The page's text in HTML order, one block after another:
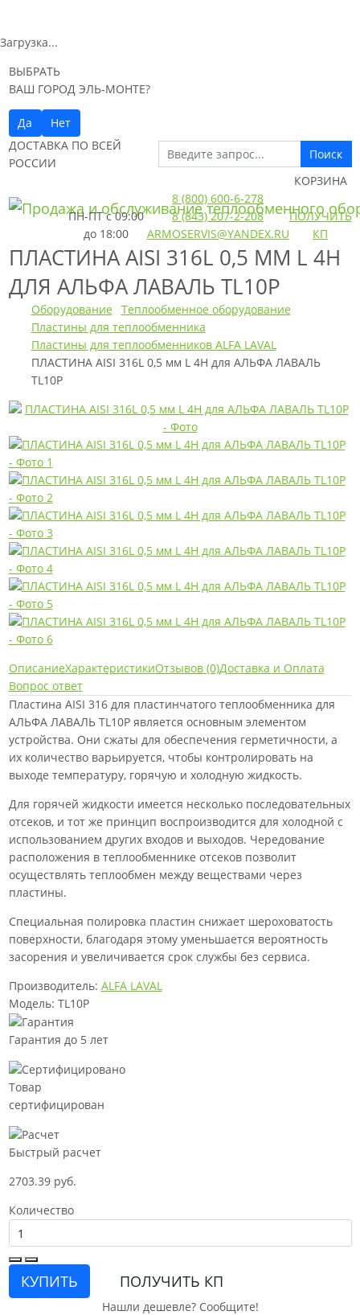
Загрузка...
ВЫБРАТЬ
ВАШ ГОРОД ЭЛЬ-МОНТЕ?
Да
Нет
ДОСТАВКА ПО ВСЕЙ
РОССИИ
Поиск
ПН-ПТс 09:00
до 18:00
8 (800) 600-6-278
8 (843) 207-2-208
ARMOSERVIS@YANDEX.RU
КОРЗИНА
ПОЛУЧИТЬ
КП
ПЛАСТИНА AISI 316L 0,5 ММ L 4H
ДЛЯ АЛЬФА ЛАВАЛЬ TL10P
Оборудование
Теплообменное оборудование
Пластины для теплообменника
Пластины для теплообменников ALFA LAVAL
ПЛАСТИНА AISI 316L 0,5 мм L 4H для АЛЬФА ЛАВАЛЬ
TL10P
ОписаниеХарактеристикиОтзывов (0)Доставка и Оплата
Вопрос ответ
Пластина AISI 316 для пластинчатого теплообменника для
АЛЬФА ЛАВАЛЬ TL10P является основным элементом
устройства. Они сжаты для обеспечения герметичности, а
их количество варьируется, чтобы контролировать на
выходе температуру, горячую и холодную жидкость.
Для горячей жидкости имеется несколько последовательных
отсеков, и тот же принцип воспроизводится для холодной с
использованием других входов и выходов. Чередование
расположения в теплообменнике отсеков позволит
осуществлять теплообмен между веществами через
пластины.
Специальная полировка пластин снижает шероховатость
поверхности, благодаря этому уменьшается вероятность
засорения и увеличивается срок службы без сервиса.
Производитель: ALFA LAVAL
Модель: TL10P
Гарантия до 5 лет
Товар
сертифицирован
Быстрый расчет
2703.39 руб.
Количество
КУПИТЬ ПОЛУЧИТЬ КП
Нашли дешевле? Сообщите!